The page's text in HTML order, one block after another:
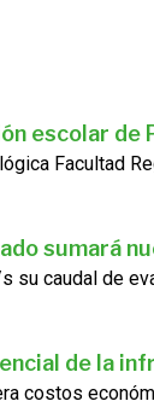
escolar de
Facultad
sumará
su caudal de
de la
costos